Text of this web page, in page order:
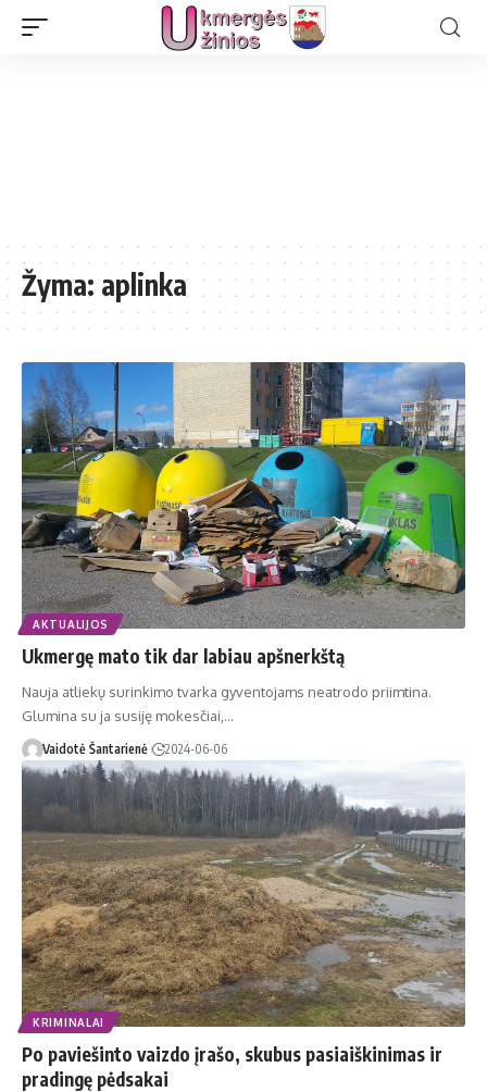
Žyma: aplinka
AKTUALIJOS
Ukmergę mato tik dar labiau apšnerkštą
Nauja atliekų surinkimo tvarka gyventojams neatrodo priimtina.
Glumina su ja susiję mokesčiai,…
Vaidotė Šantarienė 2024-06-06
KRIMINALAI
Po paviešinto vaizdo įrašo, skubus pasiaiškinimas ir
pradingę pėdsakai